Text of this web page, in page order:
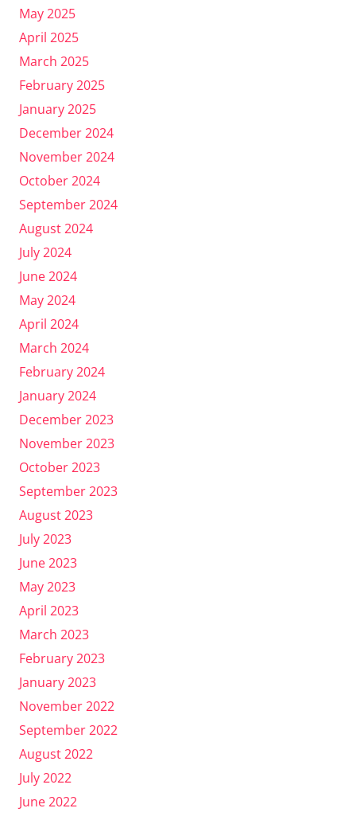
May 2025
April 2025
March 2025
February 2025
January 2025
December 2024
November 2024
October 2024
September 2024
August 2024
July 2024
June 2024
May 2024
April 2024
March 2024
February 2024
January 2024
December 2023
November 2023
October 2023
September 2023
August 2023
July 2023
June 2023
May 2023
April 2023
March 2023
February 2023
January 2023
November 2022
September 2022
August 2022
July 2022
June 2022